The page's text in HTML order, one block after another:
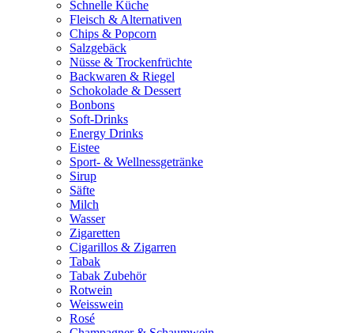
Schnelle Küche
Fleisch & Alternativen
Chips & Popcorn
Salzgebäck
Nüsse & Trockenfrüchte
Backwaren & Riegel
Schokolade & Dessert
Bonbons
Soft-Drinks
Energy Drinks
Eistee
Sport- & Wellnessgetränke
Sirup
Säfte
Milch
Wasser
Zigaretten
Cigarillos & Zigarren
Tabak
Tabak Zubehör
Rotwein
Weisswein
Rosé